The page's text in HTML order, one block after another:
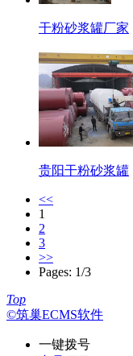
干粉砂浆罐厂家
贵阳干粉砂浆罐
<<
1
2
3
>>
Pages: 1/3
Top
©筑巢ECMS软件
一键拨号